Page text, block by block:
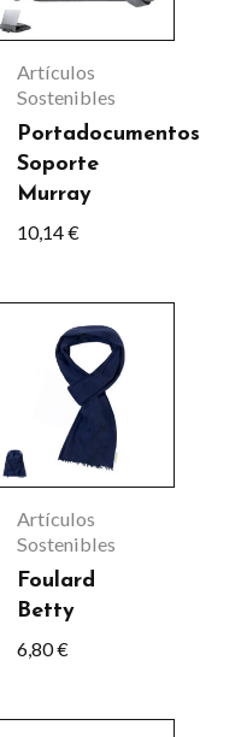
Artículos
Sostenibles
Portadocumentos
Soporte
Murray
10,14€
variantes.
Las
opciones
se
pueden
elegir
en
página
producto
Artículos
Sostenibles
Foulard
Betty
6,80€
producto
tiene
múltiples
variantes.
Las
opciones
se
pueden
elegir